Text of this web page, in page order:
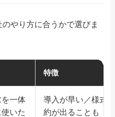
やり方に合うかで選びま
特徴
一体
いた
導入が早い／様式
約が出ることも（